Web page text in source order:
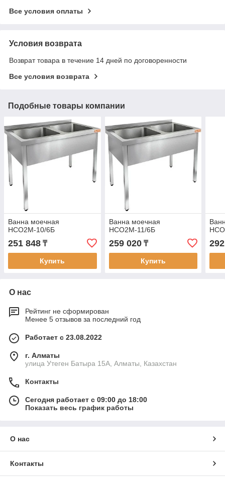
Все условия оплаты
Условия возврата
Возврат товара в течение 14 дней по договоренности
Все условия возврата
Подобные товары компании
Ванна моечная
НСО2М-10/6Б
251 848 ₸
Купить
Ванна моечная
НСО2М-11/6Б
259 020₸
Купить
О нас
Рейтинг не сформирован
Менее 5 отзывов за последний год
Работает с 23.08.2022
г. Алматы
улица Утеген Батыра 15А, Алматы, Казахстан
Контакты
Сегодня работает с 09:00 до 18:00
Показать весь график работы
О нас
Контакты